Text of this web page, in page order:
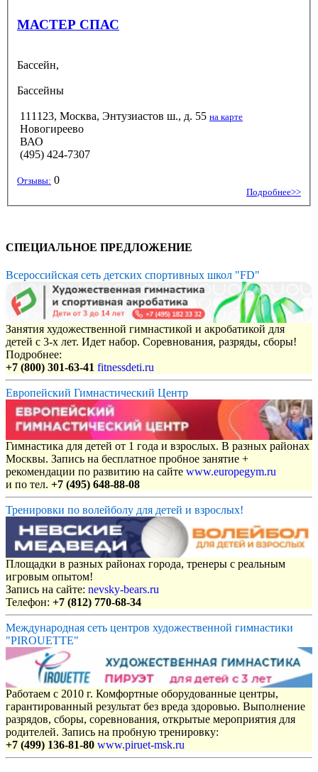
МАСТЕР СПАС
Бассейн,
Бассейны
111123, Москва, Энтузиастов ш., д. 55 на карте
Новогиреево
ВАО
(495) 424-7307
Отзывы: 0
Подробнее>>
СПЕЦИАЛЬНОЕ ПРЕДЛОЖЕНИЕ
Всероссийская сеть детских спортивных школ "FD"
Занятия художественной гимнастикой и акробатикой для
детей с 3-х лет. Идет набор. Соревнования, разряды, сборы!
Подробнее:
+7 (800) 301-63-41 fitnessdeti.ru
Европейский Гимнастический Центр
Гимнастика для детей от 1 года и взрослых. В разных районах
Москвы. Запись на бесплатное пробное занятие +
рекомендации по развитию на сайте www.europegym.ru
и по тел. +7 (495) 648-88-08
Тренировки по волейболу для детей и взрослых!
Площадки в разных районах города, тренеры с реальным
игровым опытом!
Запись на сайте: nevsky-bears.ru
Телефон: +7 (812) 770-68-34
Международная сеть центров художественной гимнастики
"PIROUETTE"
Работаем с 2010 г. Комфортные оборудованные центры,
гарантированный результат без вреда здоровью. Выполнение
разрядов, сборы, соревнования, открытые мероприятия для
родителей. Запись на пробную тренировку:
+7 (499) 136-81-80 www.piruet-msk.ru